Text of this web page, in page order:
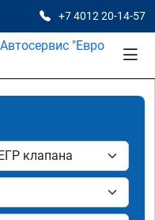
+7 4012 20-14-57